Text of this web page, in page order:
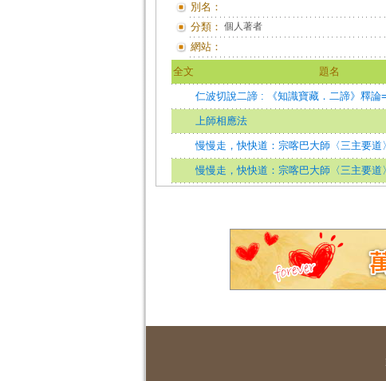
別名：
分類： 個人著者
網站：
全文 題名
仁波切說二諦 : 《知識寶藏．二諦》釋論
上師相應法
慢慢走，快快道：宗喀巴大師〈三主要道
慢慢走，快快道：宗喀巴大師〈三主要道